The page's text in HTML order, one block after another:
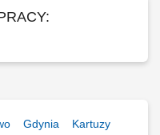
Gdynia Kartuzy